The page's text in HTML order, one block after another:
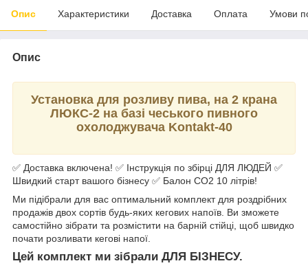
Опис Характеристики Доставка Оплата Умови
Опис
Установка для розливу пива, на 2 крана
ЛЮКС-2 на базі чеського пивного
охолоджувача Kontakt-40
✅ Доставка включена! ✅ Інструкція по збірці ДЛЯ ЛЮДЕЙ ✅
Швидкий старт вашого бізнесу ✅ Балон СО2 10 літрів!
Ми підібрали для вас оптимальний комплект для роздрібних
продажів двох сортів будь-яких кегових напоїв. Ви зможете
самостійно зібрати та розмістити на барній стійці, щоб швидко
почати розливати кегові напої.
Цей комплект ми зібрали ДЛЯ БІЗНЕСУ.